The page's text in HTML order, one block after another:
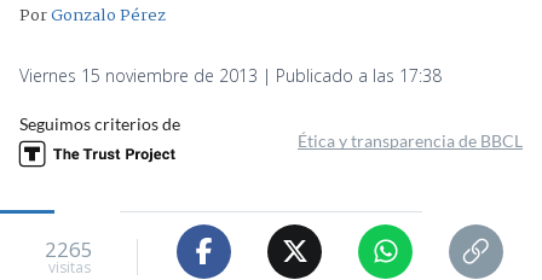
PorGonzalo Pérez
Viernes 15 noviembre de 2013 | Publicado a las 17:38
Seguimos criterios de
Ética y transparencia de BBCL
2265
visitas